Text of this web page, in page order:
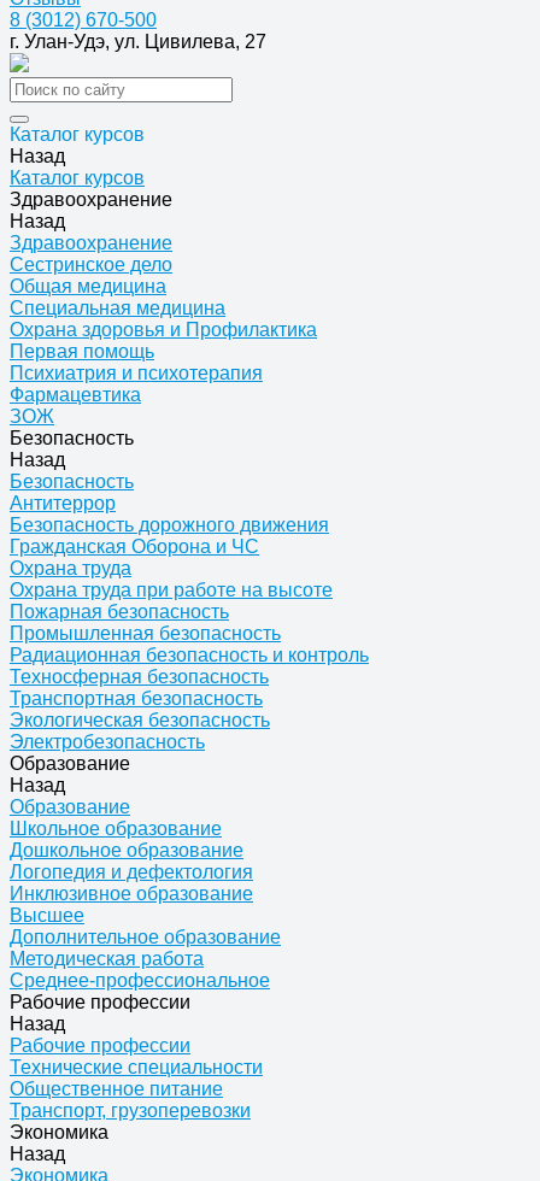
8 (3012) 670-500
г. Улан-Удэ, ул. Цивилева, 27
Каталог курсов
Назад
Каталог курсов
Здравоохранение
Назад
Здравоохранение
Сестринское дело
Общая медицина
Специальная медицина
Охрана здоровья и Профилактика
Первая помощь
Психиатрия и психотерапия
Фармацевтика
ЗОЖ
Безопасность
Назад
Безопасность
Антитеррор
Безопасность дорожного движения
Гражданская Оборона и ЧС
Охрана труда
Охрана труда при работе на высоте
Пожарная безопасность
Промышленная безопасность
Радиационная безопасность и контроль
Техносферная безопасность
Транспортная безопасность
Экологическая безопасность
Электробезопасность
Образование
Назад
Образование
Школьное образование
Дошкольное образование
Логопедия и дефектология
Инклюзивное образование
Высшее
Дополнительное образование
Методическая работа
Среднее-профессиональное
Рабочие профессии
Назад
Рабочие профессии
Технические специальности
Общественное питание
Транспорт, грузоперевозки
Экономика
Назад
Экономика